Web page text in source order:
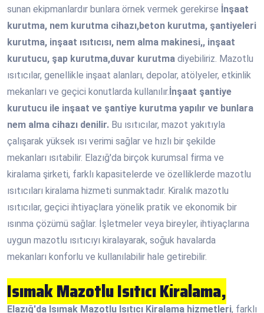
sunan ekipmanlardır bunlara örnek vermek gerekirse İnşaat
kurutma, nem kurutma cihazı,beton kurutma, şantiyeleri
kurutma, inşaat ısıtıcısı, nem alma makinesi,, inşaat
kurutucu, şap kurutma,duvar kurutma diyebiliriz. Mazotlu
ısıtıcılar, genellikle inşaat alanları, depolar, atölyeler, etkinlik
mekanları ve geçici konutlarda kullanılır. İnşaat şantiye
kurutucu ile inşaat ve şantiye kurutma yapılır ve bunlara
nem alma cihazı denilir. Bu ısıtıcılar, mazot yakıtıyla
çalışarak yüksek ısı verimi sağlar ve hızlı bir şekilde
mekanları ısıtabilir. Elazığ'da birçok kurumsal firma ve
kiralama şirketi, farklı kapasitelerde ve özelliklerde mazotlu
ısıtıcıları kiralama hizmeti sunmaktadır. Kiralık mazotlu
ısıtıcılar, geçici ihtiyaçlara yönelik pratik ve ekonomik bir
ısınma çözümü sağlar. İşletmeler veya bireyler, ihtiyaçlarına
uygun mazotlu ısıtıcıyı kiralayarak, soğuk havalarda
mekanları konforlu ve kullanılabilir hale getirebilir.
Isımak Mazotlu Isıtıcı Kiralama,
Elazığ'da Isımak Mazotlu Isıtıcı Kiralama hizmetleri, farklı